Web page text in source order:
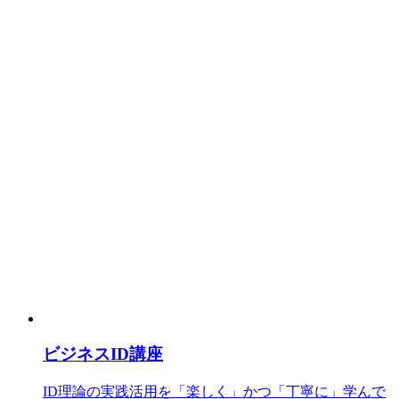
ビジネスID講座
ID理論の実践活用を「楽しく」かつ「丁寧に」学んで